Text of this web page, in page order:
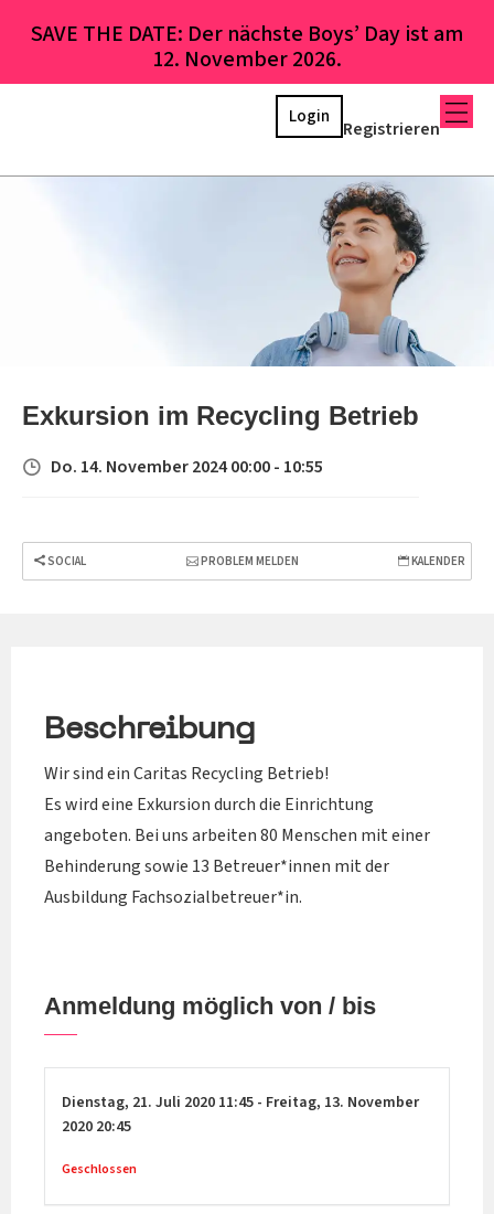
SAVE THE DATE: Der nächste Boys’ Day ist am
12. November 2026.
Registrieren
Login
Exkursion im Recycling Betrieb
Do. 14. November 2024 00:00 - 10:55
SOCIAL PROBLEM MELDEN KALENDER
Beschreibung
Wir sind ein Caritas Recycling Betrieb!
Es wird eine Exkursion durch die Einrichtung
angeboten. Bei uns arbeiten 80 Menschen mit einer
Behinderung sowie 13 Betreuer*innen mit der
Ausbildung Fachsozialbetreuer*in.
Anmeldung möglich von / bis
Dienstag, 21. Juli 2020 11:45 - Freitag, 13. November
2020 20:45
Geschlossen